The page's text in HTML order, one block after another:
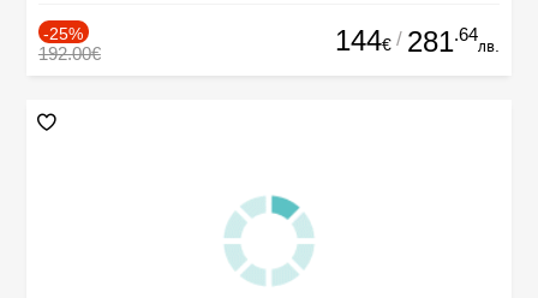
-25%
192.00€ 144€ / 281.64
лв.